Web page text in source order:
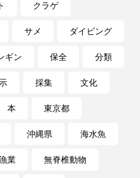
陸 同定
城崎マリンワールド
来種 外来魚
クラゲ
サメ ダイビング
ギン 保全 分類
採集 文化
本 東京都
沖縄県 海水魚
業 無脊椎動物